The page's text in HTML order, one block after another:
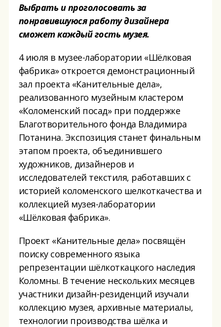
Выбрать и проголосовать за
понравившуюся работу дизайнера
сможет каждый гость музея.
4 июля в музее-лаборатории «Шёлковая
фабрика» откроется демонстрационный
зал проекта «Канительные дела»,
реализованного музейным кластером
«Коломенский посад» при поддержке
Благотворительного фонда Владимира
Потанина. Экспозиция станет финальным
этапом проекта, объединившего
художников, дизайнеров и
исследователей текстиля, работавших с
историей коломенского шелкоткачества и
коллекцией музея-лаборатории
«Шёлковая фабрика».
Проект «Канительные дела» посвящён
поиску современного языка
репрезентации шёлкоткацкого наследия
Коломны. В течение нескольких месяцев
участники дизайн-резиденций изучали
коллекцию музея, архивные материалы,
технологии производства шёлка и